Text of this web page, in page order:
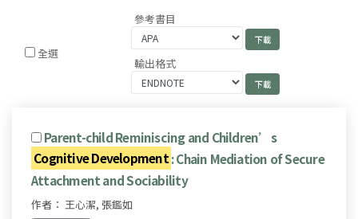
全選
參考書目
輸出格式
Parent-child Reminiscing and Children’s
Cognitive Development: Chain Mediation of Secure
Attachment and Sociability
作者： 王心潔, 張鑑如